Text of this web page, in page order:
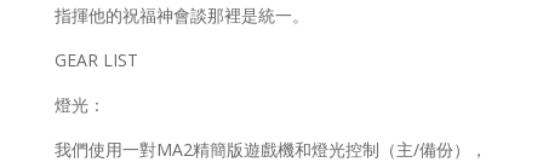
指揮他的祝福神會談那裡是統一。
GEAR LIST
燈光：
我們使用一對MA2精簡版遊戲機和燈光控制（主/備份），